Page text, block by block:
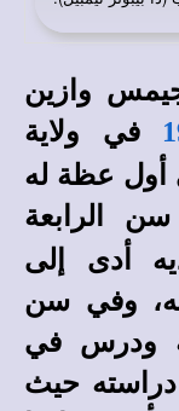
وازين
في ولاية
عام ألقى أول عظة له
الرابعة
أدى إلى
وفي سن
ودرس في
دراسته حيث